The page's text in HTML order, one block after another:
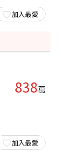
加入最愛
838萬
加入最愛